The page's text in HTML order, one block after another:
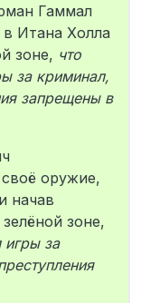
Гаммал
в Итана Холла
зоне, что
за криминал,
запрещены в
своё оружие,
начав
зоне,
игры за